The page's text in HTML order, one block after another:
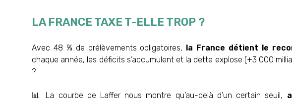
LA FRANCE TAXE T-ELLE TROP ?
Avec 48 % de prélèvements obligatoires, la France détient le
chaque année, les déficits s’accumulent et la dette explose (+3 000
?
📊 La courbe de Laffer nous montre qu’au-delà d’un certain seuil,